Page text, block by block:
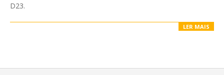
D23.
LER MAIS